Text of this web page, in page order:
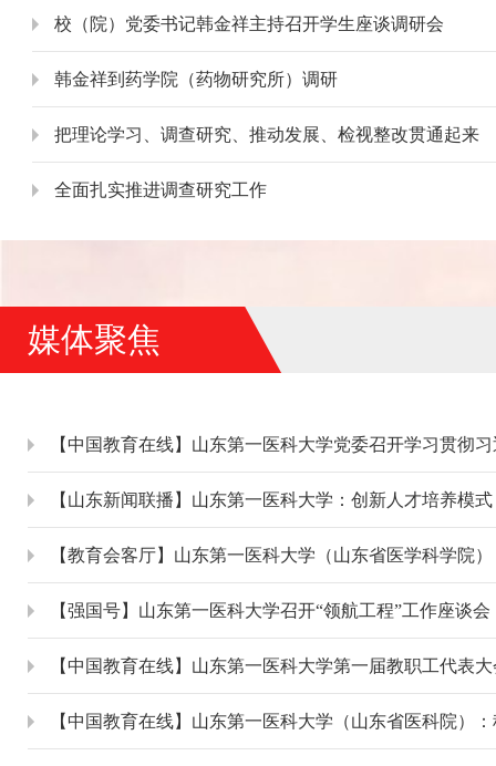
校（院）党委书记韩金祥主持召开学生座谈调研会
韩金祥到药学院（药物研究所）调研
把理论学习、调查研究、推动发展、检视整改贯通起来
全面扎实推进调查研究工作
媒体聚焦
【强国号】山东第一医科大学召开“领航工程”工作座谈会